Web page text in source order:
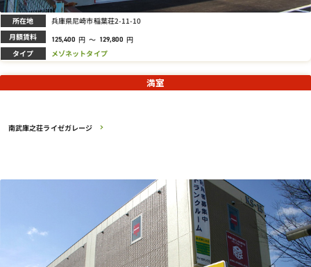
所在地 兵庫県尼崎市稲葉荘2-11-10
月額賃料 125,400 円 ～ 129,800 円
タイプ メゾネットタイプ
南武庫之荘ライゼガレージ
満室